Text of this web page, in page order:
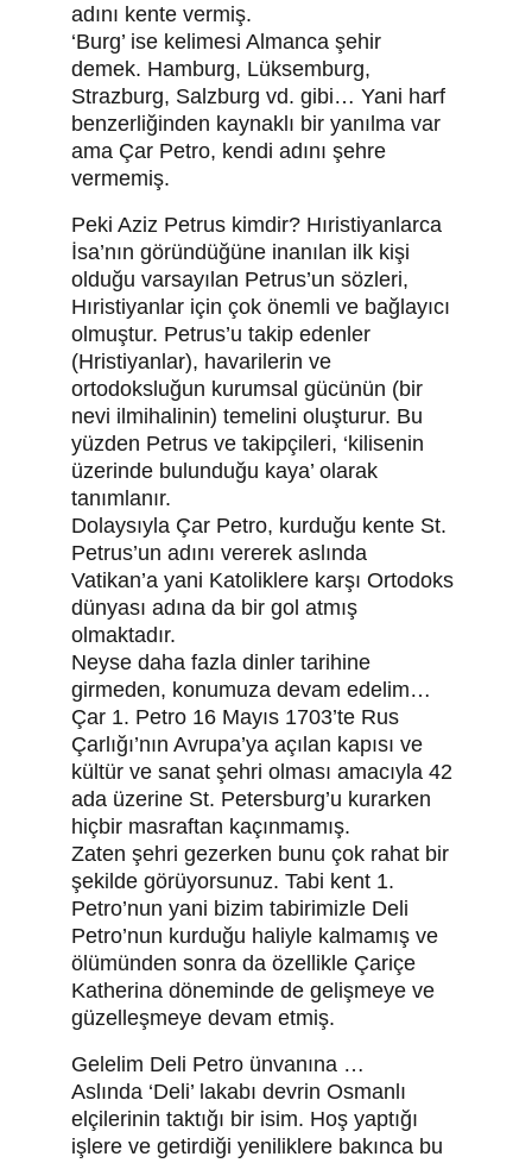
adını kente vermiş.
‘Burg’ ise kelimesi Almanca şehir
demek. Hamburg, Lüksemburg,
Strazburg, Salzburg vd. gibi… Yani harf
benzerliğinden kaynaklı bir yanılma var
ama Çar Petro, kendi adını şehre
vermemiş.
Peki Aziz Petrus kimdir? Hıristiyanlarca
İsa’nın göründüğüne inanılan ilk kişi
olduğu varsayılan Petrus’un sözleri,
Hıristiyanlar için çok önemli ve bağlayıcı
olmuştur. Petrus’u takip edenler
(Hristiyanlar), havarilerin ve
ortodoksluğun kurumsal gücünün (bir
nevi ilmihalinin) temelini oluşturur. Bu
yüzden Petrus ve takipçileri, ‘kilisenin
üzerinde bulunduğu kaya’ olarak
tanımlanır.
Dolaysıyla Çar Petro, kurduğu kente St.
Petrus’un adını vererek aslında
Vatikan’a yani Katoliklere karşı Ortodoks
dünyası adına da bir gol atmış
olmaktadır.
Neyse daha fazla dinler tarihine
girmeden, konumuza devam edelim…
Çar 1. Petro 16 Mayıs 1703’te Rus
Çarlığı’nın Avrupa’ya açılan kapısı ve
kültür ve sanat şehri olması amacıyla 42
ada üzerine St. Petersburg’u kurarken
hiçbir masraftan kaçınmamış.
Zaten şehri gezerken bunu çok rahat bir
şekilde görüyorsunuz. Tabi kent 1.
Petro’nun yani bizim tabirimizle Deli
Petro’nun kurduğu haliyle kalmamış ve
ölümünden sonra da özellikle Çariçe
Katherina döneminde de gelişmeye ve
güzelleşmeye devam etmiş.
Gelelim Deli Petro ünvanına …
Aslında ‘Deli’ lakabı devrin Osmanlı
elçilerinin taktığı bir isim. Hoş yaptığı
işlere ve getirdiği yeniliklere bakınca bu